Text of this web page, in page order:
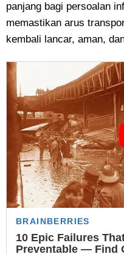
panjang bagi persoalan
memastikan arus
kembali lancar, aman,